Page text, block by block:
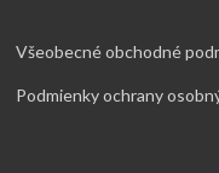
Všeobecné obchodné
Podmienky ochrany